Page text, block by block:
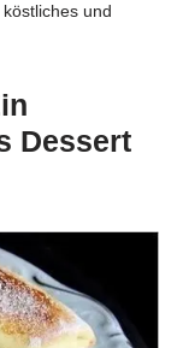
und
Dessert